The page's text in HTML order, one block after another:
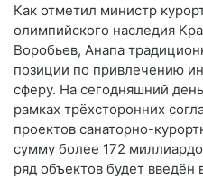
Как отметил министр
олимпийского наследия
Воробьев, Анапа
позиции по привлечению
сферу. На сегодняшний
рамках трёхсторонних
проектов санаторно-
сумму более 172
ряд объектов будет введён